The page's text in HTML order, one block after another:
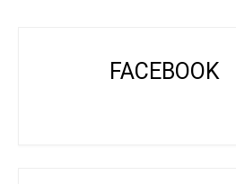
FACEBOOK